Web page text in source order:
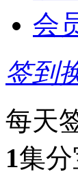
会
签到
每天
1集分